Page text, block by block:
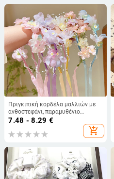
Πριγκιπική κορδέλα μαλλιών με
ανθοστεφάνι, παραμυθένιο
αρχαιοελληνικό στυλ για κορίτσια
7.48 - 8.29 €
add_shopping_cart